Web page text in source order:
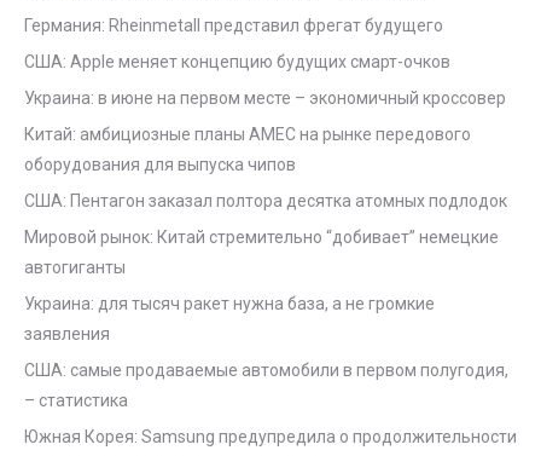
Германия: Rheinmetall представил фрегат будущего
США: Apple меняет концепцию будущих смарт-очков
Украина: в июне на первом месте – экономичный кроссовер
Китай: амбициозные планы AMEC на рынке передового
оборудования для выпуска чипов
США: Пентагон заказал полтора десятка атомных подлодок
Мировой рынок: Китай стремительно “добивает” немецкие
автогиганты
Украина: для тысяч ракет нужна база, а не громкие
заявления
США: самые продаваемые автомобили в первом полугодия,
– статистика
Южная Корея: Samsung предупредила о продолжительности